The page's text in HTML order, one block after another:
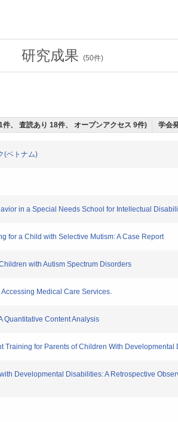
研究成果 (50件)
、 査読あり 18件、 オープンアクセス 9件) 学会
(ベトナム)
in a Special Needs School for Intellectual
for a Child with Selective Mutism: A Case Report
with Autism Spectrum Disorders
Medical Care Services.
Quantitative Content Analysis
Training for Parents of Children With Developmental
Developmental Disabilities: A Retrospective